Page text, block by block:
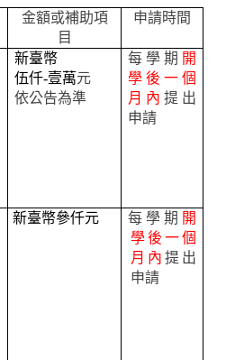
金額或補助項
目
申請時間
新臺幣
伍仟-壹萬元
依公告為準
每學期 開
學後一個
月內 提出
申請
新臺幣參仟元 每學期 開
學後一個
月內 提出
申請